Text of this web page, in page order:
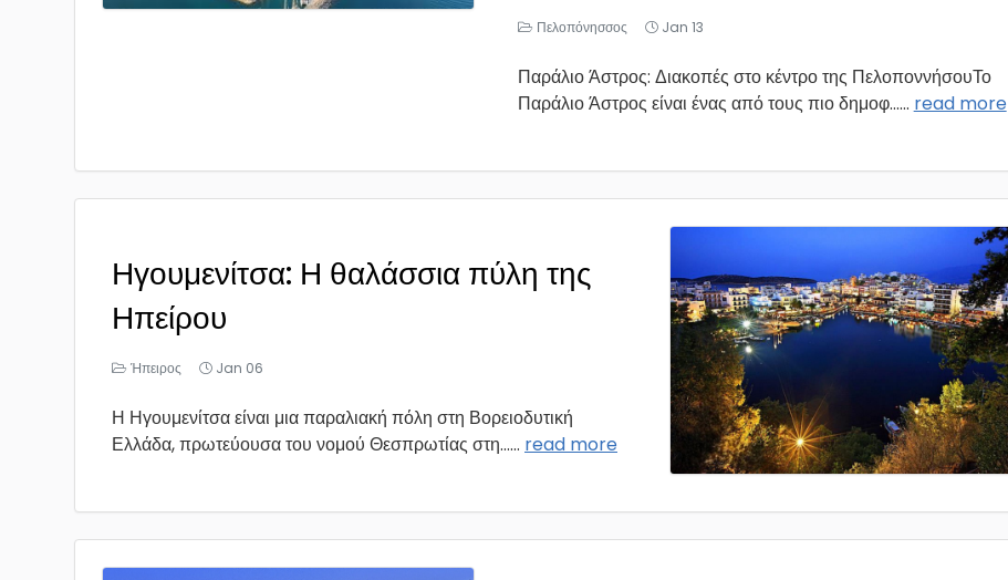
Πελοπόνησσος Jan 13
Παράλιο Άστρος: Διακοπές στο κέντρο της ΠελοποννήσουΤο
Παράλιο Άστρος είναι ένας από τους πιο δημοφ...... read more
Ηγουμενίτσα: Η θαλάσσια πύλη της
Ηπείρου
Ήπειρος Jan 06
Η Ηγουμενίτσα είναι μια παραλιακή πόλη στη Βορειοδυτική
Ελλάδα, πρωτεύουσα του νομού Θεσπρωτίας στη...... read more